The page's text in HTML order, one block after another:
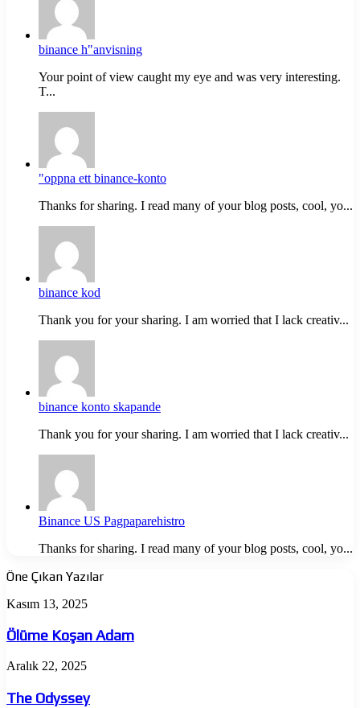
binance h"anvisning
Your point of view caught my eye and was very interesting.
T...
"oppna ett binance-konto
Thanks for sharing. I read many of your blog posts, cool, yo...
binance kod
Thank you for your sharing. I am worried that I lack creativ...
binance konto skapande
Thank you for your sharing. I am worried that I lack creativ...
Binance US Pagpaparehistro
Thanks for sharing. I read many of your blog posts, cool, yo...
Öne Çıkan Yazılar
Ölüme
Adam
Kasım 13, 2025
Ölüme Koşan Adam
The
Aralık 22, 2025
The Odyssey